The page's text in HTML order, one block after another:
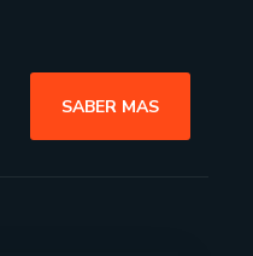
SABER MAS